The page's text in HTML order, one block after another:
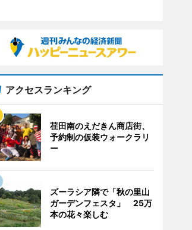
アクセスランキング
荏田南のえだきん商店街、
予約制の仮装ウォークラリ
ー
ズーラシア隣で「秋の里山
ガーデンフェスタ」 25万
本の花々楽しむ